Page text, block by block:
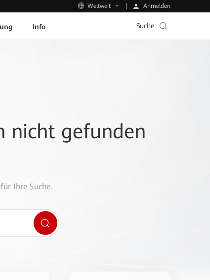
Weltweit Anmelden
Info Suche
nicht gefunden
Ihre Suche.